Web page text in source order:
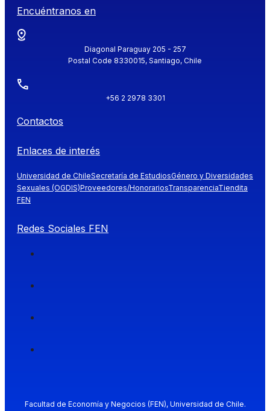
Encuéntranos en
Diagonal Paraguay 205 - 257
Postal Code 8330015, Santiago, Chile
+56 2 2978 3301
Contactos
Enlaces de interés
Universidad de ChileSecretaría de EstudiosGénero y Diversidades
Sexuales (OGDIS)Proveedores/HonorariosTransparenciaTiendita
FEN
Redes Sociales FEN
Facultad de Economía y Negocios (FEN), Universidad de Chile.